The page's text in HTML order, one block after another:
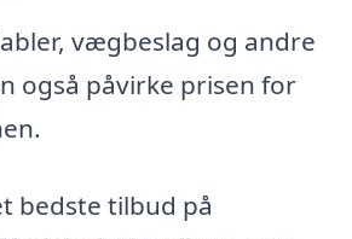
vægbeslag og andre
også påvirke prisen for
bedste tilbud på